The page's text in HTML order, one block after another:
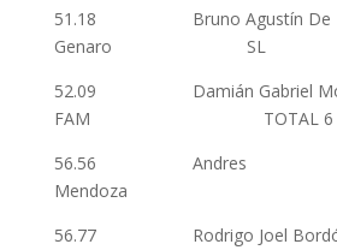
51.18 Bruno Agustín De
Genaro SL
52.09 Damián
FAM TOTAL 6
56.56 Andres
Mendoza
56.77 Rodrigo Joel